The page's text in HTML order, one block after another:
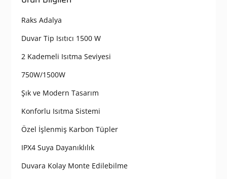
Raks Adalya
Duvar Tip Isıtıcı 1500 W
2 Kademeli Isıtma Seviyesi
750W/1500W
Şık ve Modern Tasarım
Konforlu Isıtma Sistemi
Özel İşlenmiş Karbon Tüpler
IPX4 Suya Dayanıklılık
Duvara Kolay Monte Edilebilme